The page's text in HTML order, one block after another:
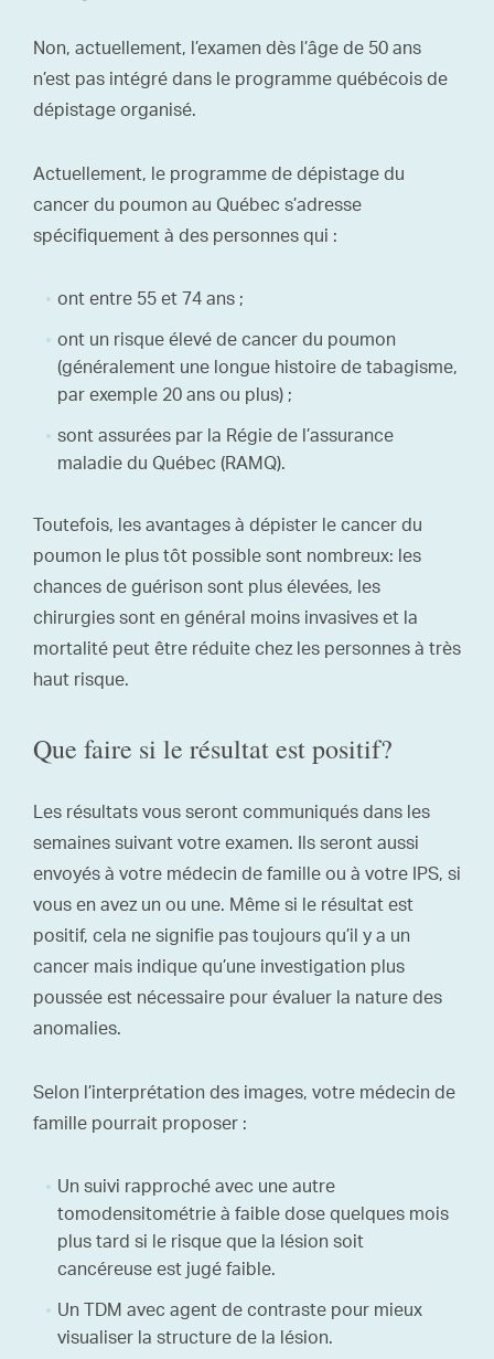
Non, actuellement, l’examen dès l’âge de 50 ans
n’est pas intégré dans le programme québécois de
dépistage organisé.
Actuellement, le programme de dépistage du
cancer du poumon au Québec s’adresse
spécifiquement à des personnes qui :
ont entre 55 et 74 ans ;
ont un risque élevé de cancer du poumon
(généralement une longue histoire de tabagisme,
par exemple 20 ans ou plus) ;
sont assurées par la Régie de l’assurance
maladie du Québec (RAMQ).
Toutefois, les avantages à dépister le cancer du
poumon le plus tôt possible sont nombreux: les
chances de guérison sont plus élevées, les
chirurgies sont en général moins invasives et la
mortalité peut être réduite chez les personnes à très
haut risque.
Que faire si le résultat est positif?
Les résultats vous seront communiqués dans les
semaines suivant votre examen. Ils seront aussi
envoyés à votre médecin de famille ou à votre IPS, si
vous en avez un ou une. Même si le résultat est
positif, cela ne signifie pas toujours qu’il y a un
cancer mais indique qu’une investigation plus
poussée est nécessaire pour évaluer la nature des
anomalies.
Selon l’interprétation des images, votre médecin de
famille pourrait proposer :
Un suivi rapproché avec une autre
tomodensitométrie à faible dose quelques mois
plus tard si le risque que la lésion soit
cancéreuse est jugé faible.
Un TDM avec agent de contraste pour mieux
visualiser la structure de la lésion.